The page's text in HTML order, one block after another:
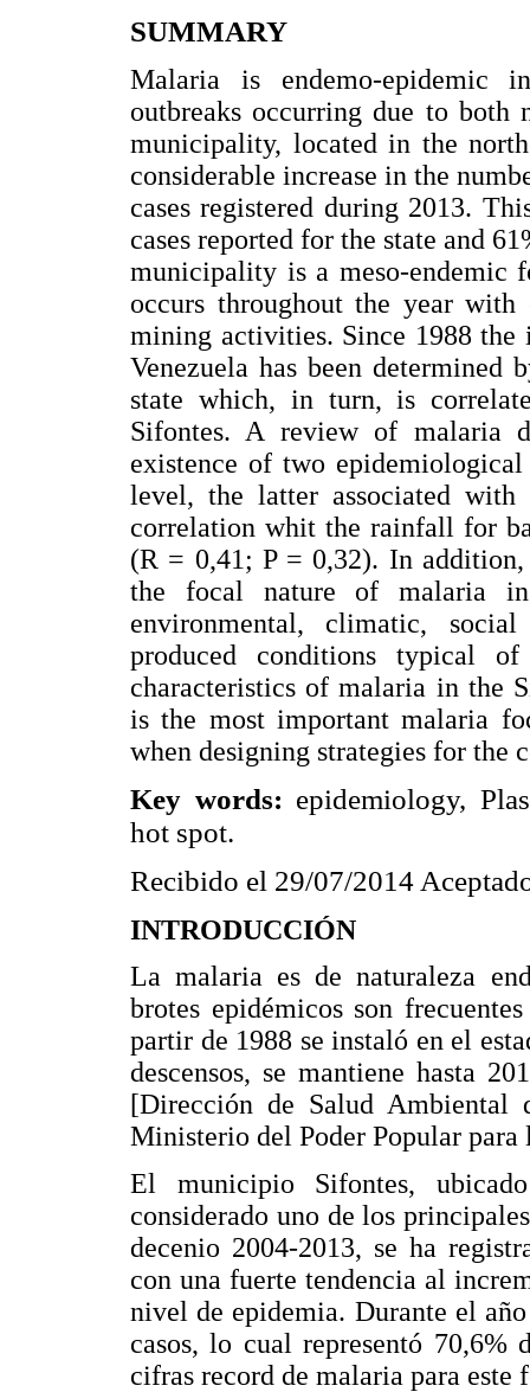
SUMMARY
Malaria is endemo-epidemic
outbreaks occurring due to both
municipality, located in the
considerable increase in the
cases registered during 2013.
cases reported for the state and
municipality is a meso-endemic
occurs throughout the year
mining activities. Since 1988 the
Venezuela has been
state which, in turn, is
Sifontes. A review of malaria
existence of two
level, the latter associated with
correlation whit the rainfall for
(R = 0,41; P = 0,32). In
the focal nature of malaria
environmental, climatic,
produced conditions typical
characteristics of malaria in the
is the most important malaria
when designing strategies for the
Key words: epidemiology,
hot spot.
Recibido el 29/07/2014
INTRODUCCIÓN
La malaria es de naturaleza
brotes epidémicos son
partir de 1988 se instaló en el
descensos, se mantiene hasta
[Dirección de Salud Ambiental
Ministerio del Poder Popular para
El municipio Sifontes,
considerado uno de los
decenio 2004-2013, se ha
con una fuerte tendencia al
nivel de epidemia. Durante el
casos, lo cual representó
cifras record de malaria para este